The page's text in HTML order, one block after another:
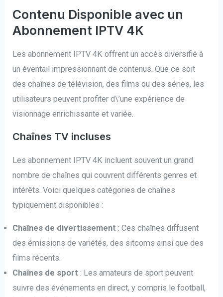
Contenu Disponible avec un
Abonnement IPTV 4K
Les abonnement IPTV 4K offrent un accès diversifié à
un éventail impressionnant de contenus. Que ce soit
des chaînes de télévision, des films ou des séries, les
utilisateurs peuvent profiter d\’une expérience de
visionnage enrichissante et variée.
Chaînes TV incluses
Les abonnement IPTV 4K incluent souvent un grand
nombre de chaînes qui couvrent différents genres et
intérêts. Voici quelques catégories de chaînes
typiquement disponibles :
Chaînes de divertissement : Ces chaînes diffusent
des émissions de variétés, des sitcoms ainsi que des
films récents.
Chaînes de sport : Les amateurs de sport peuvent
suivre des événements en direct, y compris le football,